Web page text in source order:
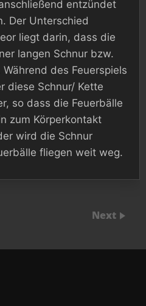
entzündet
Der Unterschied
liegt darin, dass die
langen Schnur bzw.
des Feuerspiels
diese Schnur/ Kette
so dass die Feuerbälle
zum Körperkontakt
wird die Schnur
fliegen weit weg.
Next